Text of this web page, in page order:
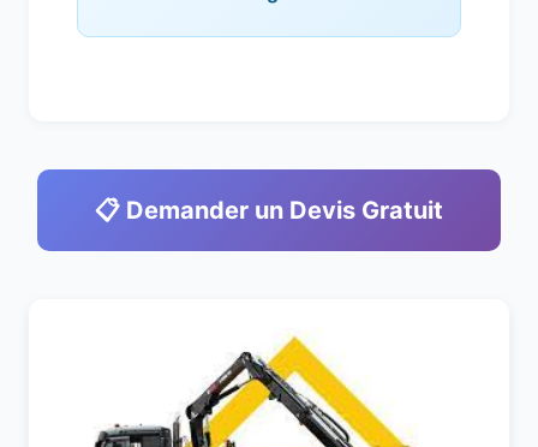
📋 Demander un Devis Gratuit